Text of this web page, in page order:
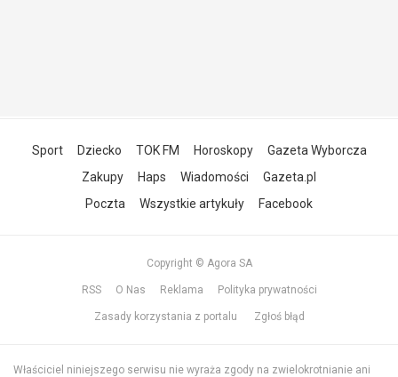
Sport Dziecko TOK FM Horoskopy
Gazeta Wyborcza
Zakupy
Haps Wiadomości
Gazeta.pl
Poczta
Wszystkie artykuły Facebook
Copyright © Agora SA
RSS O Nas Reklama Polityka prywatności
Zasady korzystania z portalu Zgłoś błąd
Właściciel niniejszego serwisu nie wyraża zgody na zwielokrotnianie ani